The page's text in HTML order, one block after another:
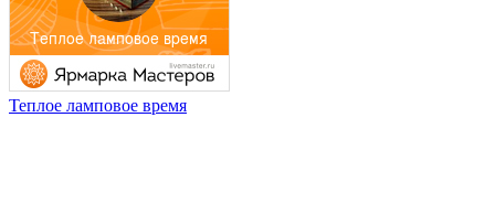
Теплое ламповое время